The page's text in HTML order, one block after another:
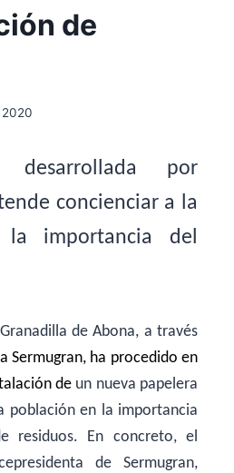
de
2020
desarrollada por
concienciar a la
importancia del
de Abona, a través
Sermugran, ha procedido en
de un nueva papelera
población en la importancia
residuos. En concreto, el
de Sermugran,